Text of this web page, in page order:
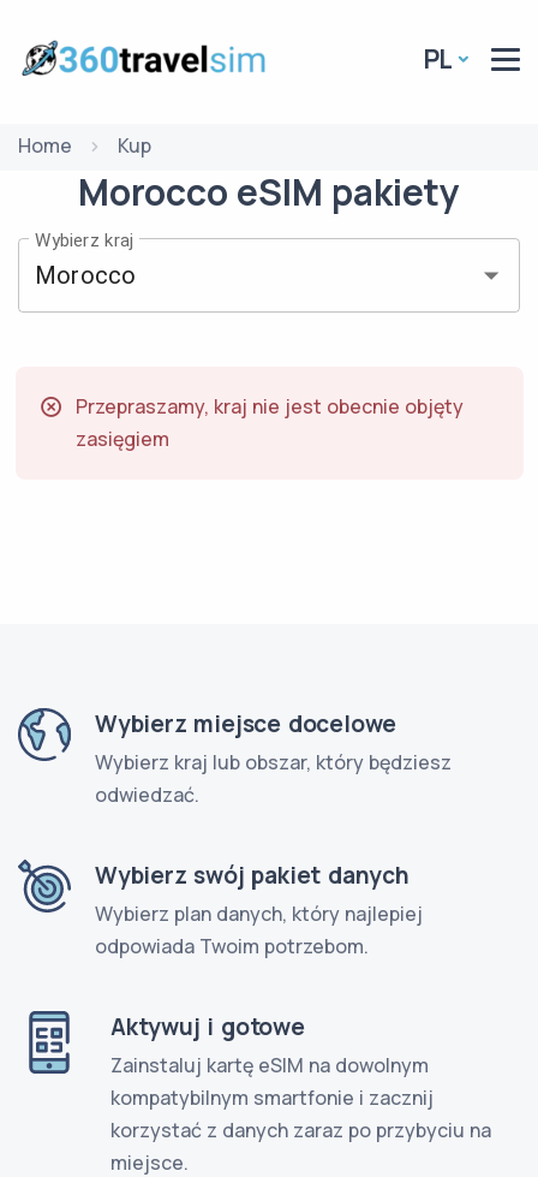
PL
Home Kup
Morocco eSIM pakiety
Wybierz kraj
Przepraszamy, kraj nie jest obecnie objęty
zasięgiem
Wybierz miejsce docelowe
Wybierz kraj lub obszar, który będziesz
odwiedzać.
Wybierz swój pakiet danych
Wybierz plan danych, który najlepiej
odpowiada Twoim potrzebom.
Aktywuj i gotowe
Zainstaluj kartę eSIM na dowolnym
kompatybilnym smartfonie i zacznij
korzystać z danych zaraz po przybyciu na
miejsce.